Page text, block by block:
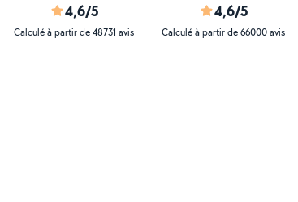
4,6/5
Calculé à partir de 48731 avis
4,6/5
Calculé à partir de 66000 avis